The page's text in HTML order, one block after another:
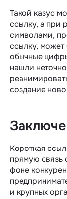
Такой казус
ссылку, а при
символами,
ссылку, может
обычные
нашли
создание
Короткая
прямую связь
фоне
и крупных